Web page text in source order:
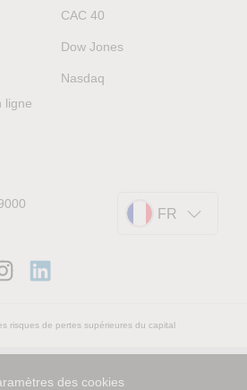
ligne
CAC 40
Dow Jones
Nasdaq
FR
risques de pertes supérieures du capital
des cookies